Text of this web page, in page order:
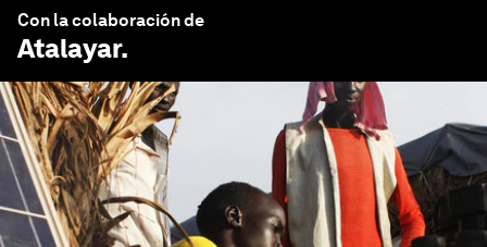
Con la colaboración de
Atalayar.